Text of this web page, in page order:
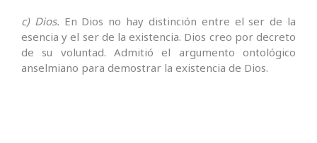
c) Dios. En Dios no hay distinción entre el ser de la
esencia y el ser de la existencia. Dios creo por decreto
de su voluntad. Admitió el argumento ontológico
anselmiano para demostrar la existencia de Dios.